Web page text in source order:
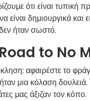
ότι είναι τυπική
είναι δημιουργικά
ήταν σωστό.
to No
αφαιρέστε το
μια κόλαση
μας άξιζαν τον κόπο.